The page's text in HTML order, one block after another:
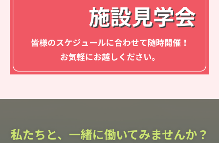
私たちと、一緒に働いてみませんか？